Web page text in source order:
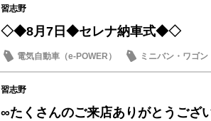
習志野
◇◆8月7日◆セレナ納車式◆◇
電気自動車（e-POWER）
ミニバン・ワゴン
納車式
習志野
∞たくさんのご来店ありがとうござ